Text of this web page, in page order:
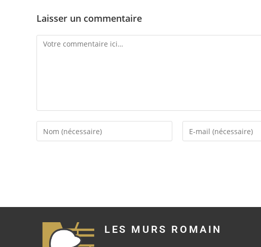
Laisser un commentaire
LES MURS ROMAIN